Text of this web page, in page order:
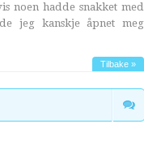
noen hadde snakket med
jeg kanskje åpnet meg
Tilbake »